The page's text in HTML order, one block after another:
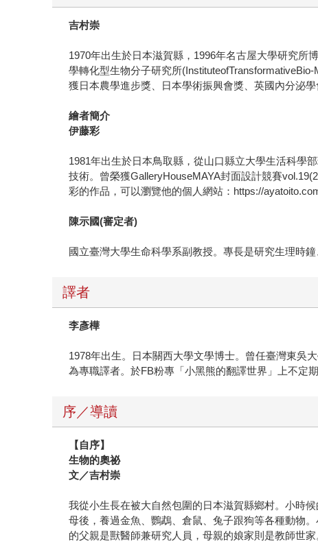
吉村崇
1970年出生於日本滋賀縣，1996年名古屋大學研究所
學轉化型生物分子研究所
獲日本農學進步獎、日本學術振興會獎、英國內分泌
繪者簡介
伊藤彩
1981年出生於日本鳥取縣，從山口縣立大學生活科學
技術。曾榮獲GalleryHouseMAYA封面設計競賽
彩的作品，可以瀏覽他的個人網站：https://
陳示國(審定者)
國立臺灣大學生命科學系副教授。專長是研究生理時
譯者
李彥樺
1978年出生。日本關西大學文學博士。曾任臺灣東吳
為專職譯者。於FB粉專「小黑熊的翻譯世界」上不定期
序／導讀
【自序】
生物的奧祕
文／吉村崇
我從小生長在被大自然包圍的日本滋賀縣鄉村。小時
母後，養過金魚、鸚鵡、倉鼠、兔子跟狗等各種動物
的父親是獸醫師兼研究人員，母親的娘家則是教師世